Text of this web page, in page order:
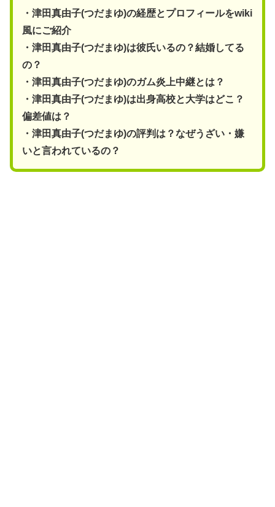
・津田真由子(つだまゆ)の経歴とプロフィールをwiki
風にご紹介
・津田真由子(つだまゆ)は彼氏いるの？結婚してる
の？
・津田真由子(つだまゆ)のガム炎上中継とは？
・津田真由子(つだまゆ)は出身高校と大学はどこ？
偏差値は？
・津田真由子(つだまゆ)の評判は？なぜうざい・嫌
いと言われているの？